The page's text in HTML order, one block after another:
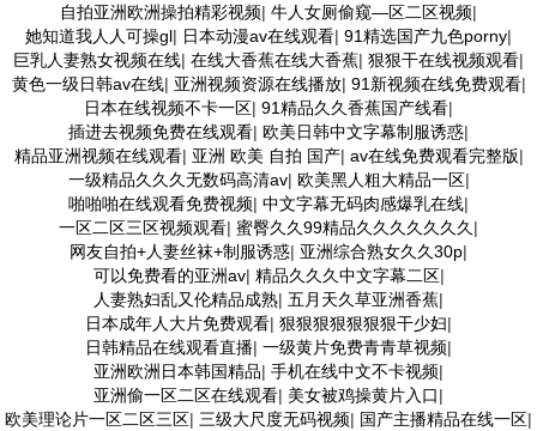
自拍亚洲欧洲操拍精彩视频| 牛人女厕偷窥—区二区视频|
她知道我人人可操gl| 日本动漫av在线观看| 91精选国产九色porny|
巨乳人妻熟女视频在线| 在线大香蕉在线大香蕉| 狠狠干在线视频观看|
黄色一级日韩av在线| 亚洲视频资源在线播放| 91新视频在线免费观看|
日本在线视频不卡一区| 91精品久久香蕉国产线看|
插进去视频免费在线观看| 欧美日韩中文字幕制服诱惑|
精品亚洲视频在线观看| 亚洲 欧美 自拍 国产| av在线免费观看完整版|
一级精品久久久无数码高清av| 欧美黑人粗大精品一区|
啪啪啪在线观看免费视频| 中文字幕无码肉感爆乳在线|
一区二区三区视频观看| 蜜臀久久99精品久久久久久久久 |
网友自拍+人妻丝袜+制服诱惑| 亚洲综合熟女久久30p|
可以免费看的亚洲av| 精品久久久中文字幕二区|
人妻熟妇乱又伦精品成熟| 五月天久草亚洲香蕉|
日本成年人大片免费观看| 狠狠狠狠狠狠狠干少妇|
日韩精品在线观看直播| 一级黄片免费青青草视频|
亚洲欧洲日本韩国精品| 手机在线中文不卡视频|
亚洲偷一区二区在线观看| 美女被鸡操黄片入口|
欧美理论片一区二区三区| 三级大尺度无码视频| 国产主播精品在线一区|